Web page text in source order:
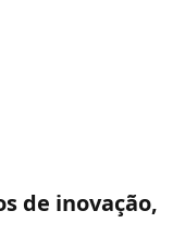
de inovação,